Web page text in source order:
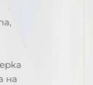
на